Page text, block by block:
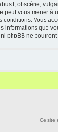
obscène,
vous mener à
Vous
informations que
phpBB ne
Ce site